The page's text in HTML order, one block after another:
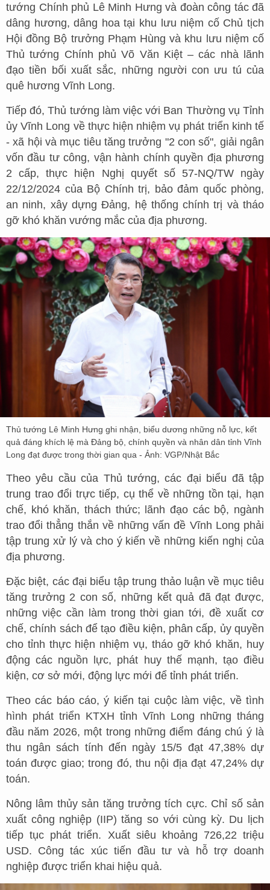
tướng Chính phủ Lê Minh Hưng và đoàn công tác đã
dâng hương, dâng hoa tại khu lưu niệm cố Chủ tịch
Hội đồng Bộ trưởng Phạm Hùng và khu lưu niệm cố
Thủ tướng Chính phủ Võ Văn Kiệt – các nhà lãnh
đạo tiền bối xuất sắc, những người con ưu tú của
quê hương Vĩnh Long.
Tiếp đó, Thủ tướng làm việc với Ban Thường vụ Tỉnh
ủy Vĩnh Long về thực hiện nhiệm vụ phát triển kinh tế
- xã hội và mục tiêu tăng trưởng "2 con số", giải ngân
vốn đầu tư công, vận hành chính quyền địa phương
2 cấp, thực hiện Nghị quyết số 57-NQ/TW ngày
22/12/2024 của Bộ Chính trị, bảo đảm quốc phòng,
an ninh, xây dựng Đảng, hệ thống chính trị và tháo
gỡ khó khăn vướng mắc của địa phương.
Thủ tướng Lê Minh Hưng ghi nhận, biểu dương những nỗ lực, kết
quả đáng khích lệ mà Đảng bộ, chính quyền và nhân dân tỉnh Vĩnh
Long đạt được trong thời gian qua - Ảnh: VGP/Nhật Bắc
Theo yêu cầu của Thủ tướng, các đại biểu đã tập
trung trao đổi trực tiếp, cụ thể về những tồn tại, hạn
chế, khó khăn, thách thức; lãnh đạo các bộ, ngành
trao đổi thẳng thắn về những vấn đề Vĩnh Long phải
tập trung xử lý và cho ý kiến về những kiến nghị của
địa phương.
Đặc biệt, các đại biểu tập trung thảo luận về mục tiêu
tăng trưởng 2 con số, những kết quả đã đạt được,
những việc cần làm trong thời gian tới, đề xuất cơ
chế, chính sách để tạo điều kiện, phân cấp, ủy quyền
cho tỉnh thực hiện nhiệm vụ, tháo gỡ khó khăn, huy
động các nguồn lực, phát huy thế mạnh, tạo điều
kiện, cơ sở mới, động lực mới để tỉnh phát triển.
Theo các báo cáo, ý kiến tại cuộc làm việc, về tình
hình phát triển KTXH tỉnh Vĩnh Long những tháng
đầu năm 2026, một trong những điểm đáng chú ý là
thu ngân sách tính đến ngày 15/5 đạt 47,38% dự
toán được giao; trong đó, thu nội địa đạt 47,24% dự
toán.
Nông lâm thủy sản tăng trưởng tích cực. Chỉ số sản
xuất công nghiệp (IIP) tăng so với cùng kỳ. Du lịch
tiếp tục phát triển. Xuất siêu khoảng 726,22 triệu
USD. Công tác xúc tiến đầu tư và hỗ trợ doanh
nghiệp được triển khai hiệu quả.